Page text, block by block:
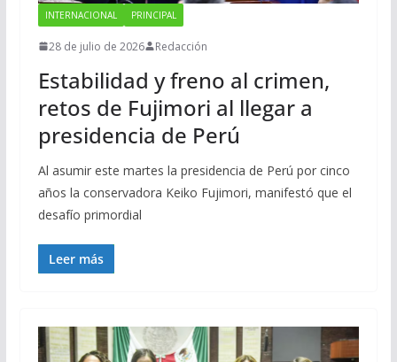
INTERNACIONAL PRINCIPAL
28 de julio de 2026 Redacción
Estabilidad y freno al crimen,
retos de Fujimori al llegar a
presidencia de Perú
Al asumir este martes la presidencia de Perú por cinco
años la conservadora Keiko Fujimori, manifestó que el
desafío primordial
Leer más